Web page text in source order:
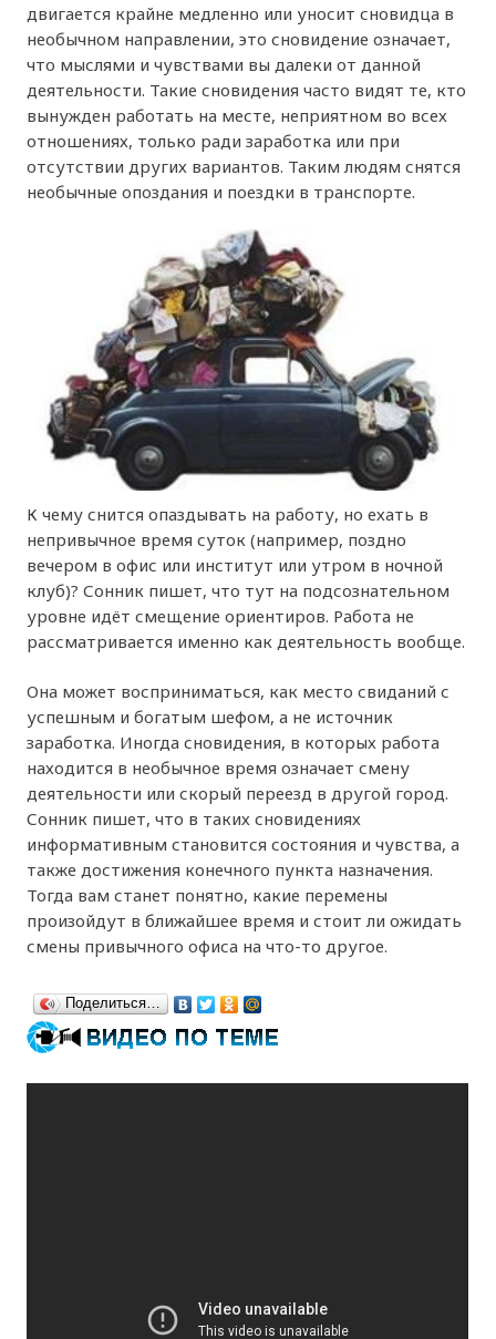
двигается крайне медленно или уносит сновидца в
необычном направлении, это сновидение означает,
что мыслями и чувствами вы далеки от данной
деятельности. Такие сновидения часто видят те, кто
вынужден работать на месте, неприятном во всех
отношениях, только ради заработка или при
отсутствии других вариантов. Таким людям снятся
необычные опоздания и поездки в транспорте.
К чему снится опаздывать на работу, но ехать в
непривычное время суток (например, поздно
вечером в офис или институт или утром в ночной
клуб)? Сонник пишет, что тут на подсознательном
уровне идёт смещение ориентиров. Работа не
рассматривается именно как деятельность вообще.
Она может восприниматься, как место свиданий с
успешным и богатым шефом, а не источник
заработка. Иногда сновидения, в которых работа
находится в необычное время означает смену
деятельности или скорый переезд в другой город.
Сонник пишет, что в таких сновидениях
информативным становится состояния и чувства, а
также достижения конечного пункта назначения.
Тогда вам станет понятно, какие перемены
произойдут в ближайшее время и стоит ли ожидать
смены привычного офиса на что-то другое.
Поделиться…